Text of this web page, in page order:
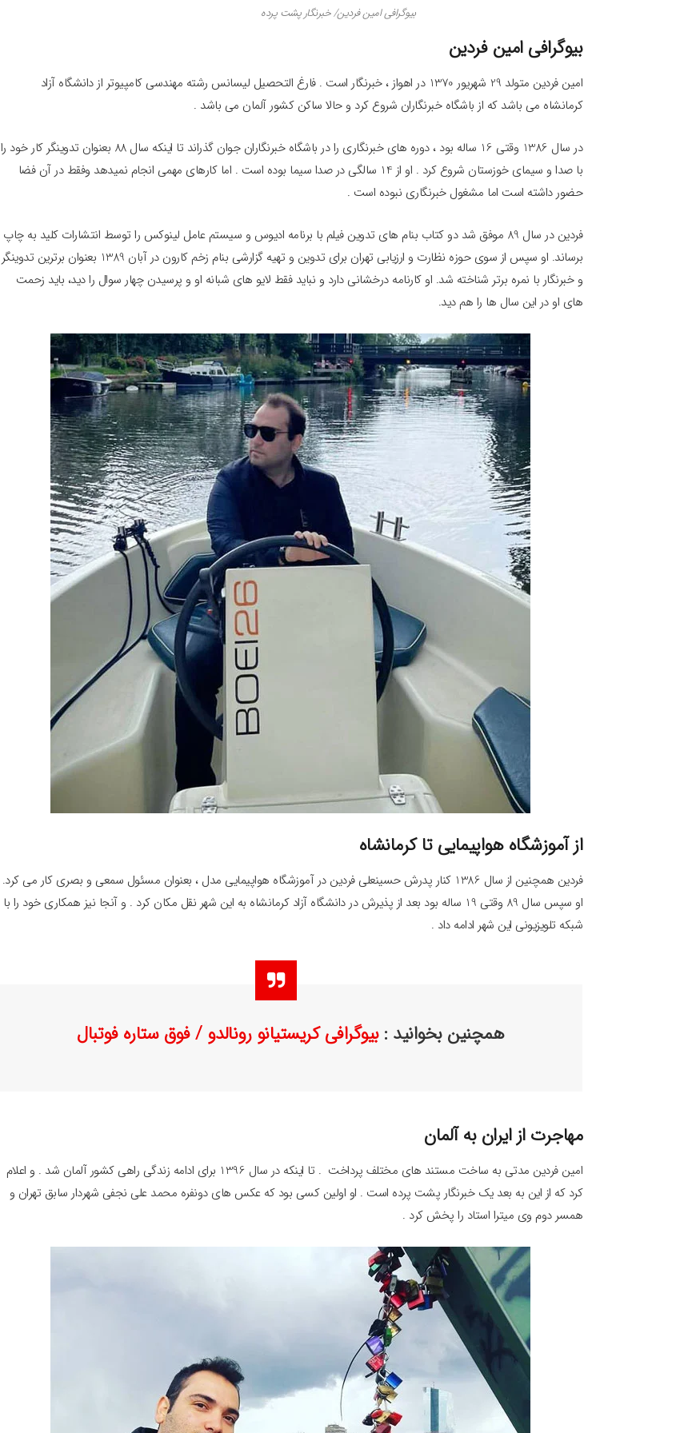
بیوگرافی امین فردین/ خبرنگار پشت پرده
بیوگرافی امین فردین
امین فردین متولد 29 شهریور 1370 در اهواز ، خبرنگار است . فارغ التحصیل لیسانس رشته مهندسی کامپیوتر از دانشگاه آزاد
کرمانشاه می باشد که از باشگاه خبرنگاران شروع کرد و حالا ساکن کشور آلمان می باشد .
در سال 1386 وقتی 16 ساله بود ، دوره های خبرنگاری را در باشگاه خبرنگاران جوان گذراند تا اینکه سال 88 بعنوان تدوینگر کار خود را
با صدا و سیمای خوزستان شروع کرد . او از 14 سالگی در صدا سیما بوده است . اما کارهای مهمی انجام نمیدهد وفقط در آن فضا
حضور داشته است اما مشغول خبرنگاری نبوده است .
فردین در سال 89 موفق شد دو کتاب بنام های تدوین فیلم با برنامه ادیوس و سیستم عامل لینوکس را توسط انتشارات کلید به چاپ
برساند. او سپس از سوی حوزه نظارت و ارزیابی تهران برای تدوین و تهیه گزارشی بنام زخم کارون در آبان 1389 بعنوان برترین تدوینگر
و خبرنگار با نمره برتر شناخته شد. او کارنامه درخشانی دارد و نباید فقط لایو های شبانه او و پرسیدن چهار سوال را دید، باید زحمت
های او در این سال ها را هم‌ دید.
از آموزشگاه هواپیمایی تا کرمانشاه
فردین همچنین از سال 1386 کنار پدرش حسینعلی فردین در آموزشگاه هواپیمایی مدل ، بعنوان مسئول سمعی و بصری کار می کرد.
او سپس سال 89 وقتی 19 ساله بود بعد از پذیرش در دانشگاه آزاد کرمانشاه به این شهر نقل مکان کرد . و آنجا نیز همکاری خود را با
شبکه تلویزیونی این شهر ادامه داد .
همچنین بخوانید :بیوگرافی کریستیانو رونالدو / فوق ستاره فوتبال
مهاجرت از ایران به آلمان
امین فردین مدتی به ساخت مستند های مختلف پرداخت . تا اینکه در سال 1396 برای ادامه زندگی راهی کشور آلمان شد . و اعلام
کرد که از این به بعد یک خبرنگار پشت پرده است . او اولین کسی بود که عکس های دونفره محمد علی نجفی شهردار سابق تهران و
همسر دوم وی میترا استاد را پخش کرد .